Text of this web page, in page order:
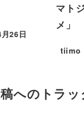
26日
マト
メ」
tiimo
へのトラッ